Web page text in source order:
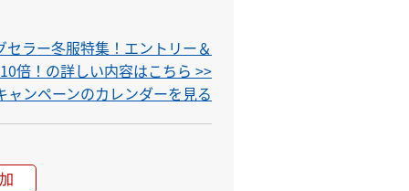
ラー冬服特集！エントリー＆
倍！の詳しい内容はこちら >>
ャンペーンのカレンダーを見る